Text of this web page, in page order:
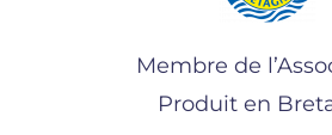
Membre de
Produit en